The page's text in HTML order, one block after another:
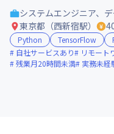
システムエンジニア、
東京都（西新宿駅）
Python TensorFlow
自社サービスあり
リモート
残業月20時間未満
実務未経